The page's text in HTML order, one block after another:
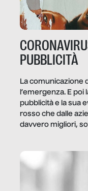
PUBBLICITÀ
La comunicazione
l’emergenza. E
pubblicità e la sua
rosso che dalle
davvero migliori,